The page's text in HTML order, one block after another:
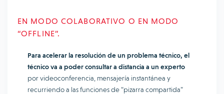
EN MODO COLABORATIVO O EN MODO
“OFFLINE”.
Para acelerar la resolución de un problema técnico, el
técnico va a poder consultar a distancia a un experto
por videoconferencia, mensajería instantánea y
recurriendo a las funciones de “pizarra compartida”